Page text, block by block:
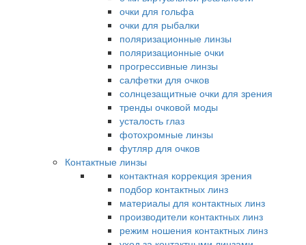
очки для гольфа
очки для рыбалки
поляризационные линзы
поляризационные очки
прогрессивные линзы
салфетки для очков
солнцезащитные очки для зрения
тренды очковой моды
усталость глаз
фотохромные линзы
футляр для очков
Контактные линзы
контактная коррекция зрения
подбор контактных линз
материалы для контактных линз
производители контактных линз
режим ношения контактных линз